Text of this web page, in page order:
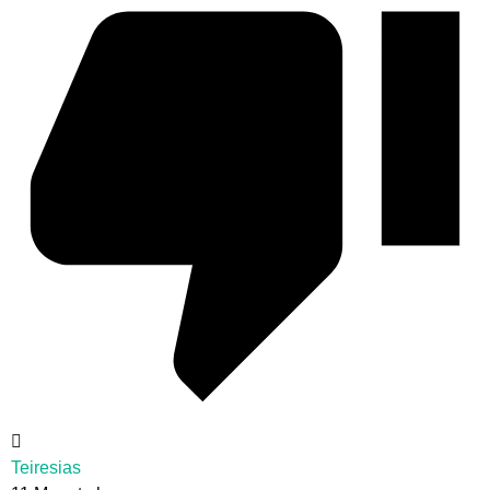
Teiresias